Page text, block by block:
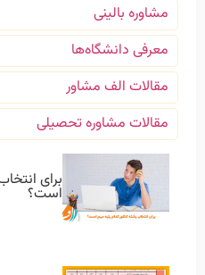
مشاوره بالینی
معرفی دانشگاه‌ها
مقالات الف مشاور
مقالات مشاوره تحصیلی
برای
است؟